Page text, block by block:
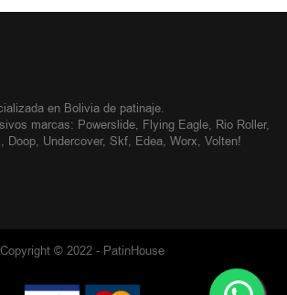
en Bolivia de patinaje.
marcas: Powerslide, Flying Eagle, Rio Roller,
Doop, Undercover, Skf, Edea, Worx, Volten!
Copyright © 2022 - PatinHouse